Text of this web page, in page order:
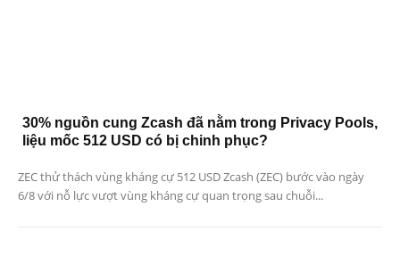
30% nguồn cung Zcash đã nằm trong Privacy Pools,
liệu mốc 512 USD có bị chinh phục?
ZEC thử thách vùng kháng cự 512 USD Zcash (ZEC) bước vào ngày
6/8 với nỗ lực vượt vùng kháng cự quan trọng sau chuỗi...